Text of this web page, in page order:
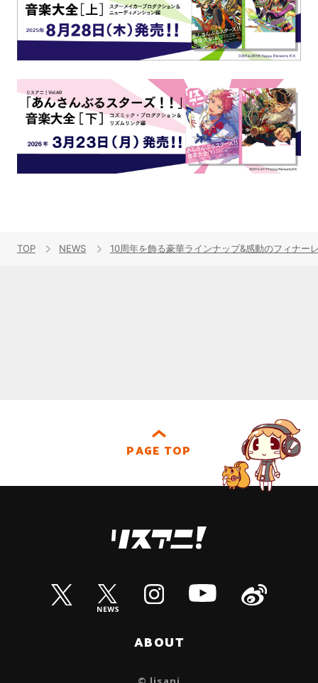
TOP NEWS 10周年を飾る豪華ラインナップ&感動のフィナー
PAGE TOP
ABOUT